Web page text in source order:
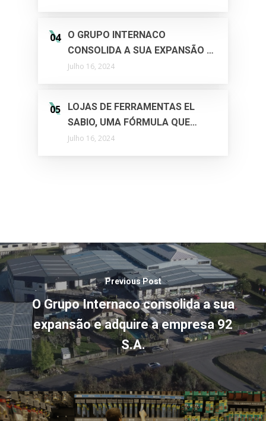
04
O GRUPO INTERNACO
CONSOLIDA A SUA EXPANSÃO E
ADQUIRE A EMPRESA 92 S.A.
Julho 16, 2024
05
LOJAS DE FERRAMENTAS EL
SABIO, UMA FÓRMULA QUE
FUNCIONA
Julho 16, 2024
Previous Post
O Grupo Internaco consolida a sua
expansão e adquire a empresa 92
S.A.